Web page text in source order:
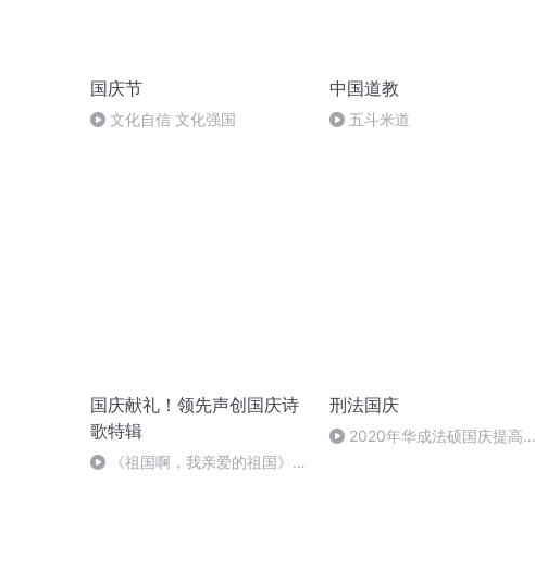
国庆节
文化自信 文化强国
中国道教
五斗米道
国庆献礼！领先声创国庆诗
歌特辑
《祖国啊，我亲爱的祖国》温
刑法国庆
2020年华成法硕国庆提高班